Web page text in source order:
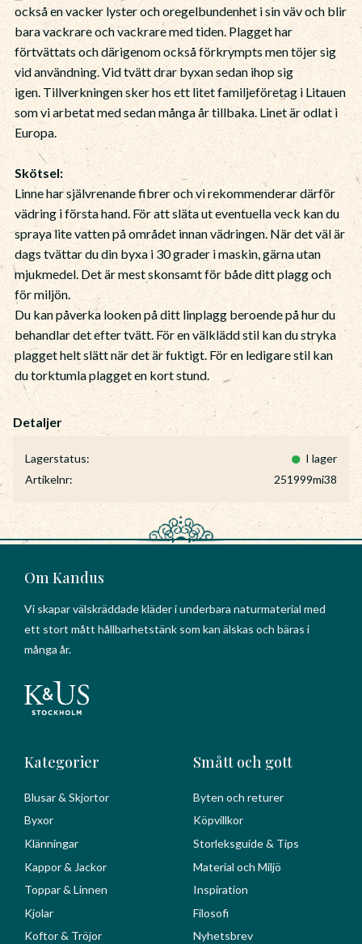
Lagerstatus
I lager
Artikelnr
251999mi38
också en vacker lyster och oregelbundenhet i sin väv och blir
bara vackrare och vackrare med tiden. Plagget har
förtvättats och därigenom också förkrympts men töjer sig
vid användning. Vid tvätt drar byxan sedan ihop sig
igen. Tillverkningen sker hos ett litet familjeföretag i Litauen
som vi arbetat med sedan många år tillbaka. Linet är odlat i
Europa.
Skötsel:
Linne har självrenande fibrer och vi rekommenderar därför
vädring i första hand. För att släta ut eventuella veck kan du
spraya lite vatten på området innan vädringen. När det väl är
dags tvättar du din byxa i 30 grader i maskin, gärna utan
mjukmedel. Det är mest skonsamt för både ditt plagg och
för miljön.
Du kan påverka looken på ditt linplagg beroende på hur du
behandlar det efter tvätt. För en välklädd stil kan du stryka
plagget helt slätt när det är fuktigt. För en ledigare stil kan
du torktumla plagget en kort stund.
Om Kandus
Vi skapar välskräddade kläder i underbara naturmaterial med
ett stort mått hållbarhetstänk som kan älskas och bäras i
många år.
Kategorier
Blusar & Skjortor
Byxor
Klänningar
Kappor & Jackor
Toppar & Linnen
Kjolar
Koftor & Tröjor
Smått och gott
Byten och returer
Köpvillkor
Storleksguide & Tips
Material och Miljö
Inspiration
Filosofi
Nyhetsbrev